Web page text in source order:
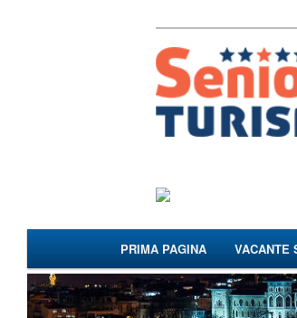
PRIMA PAGINA VACANTE